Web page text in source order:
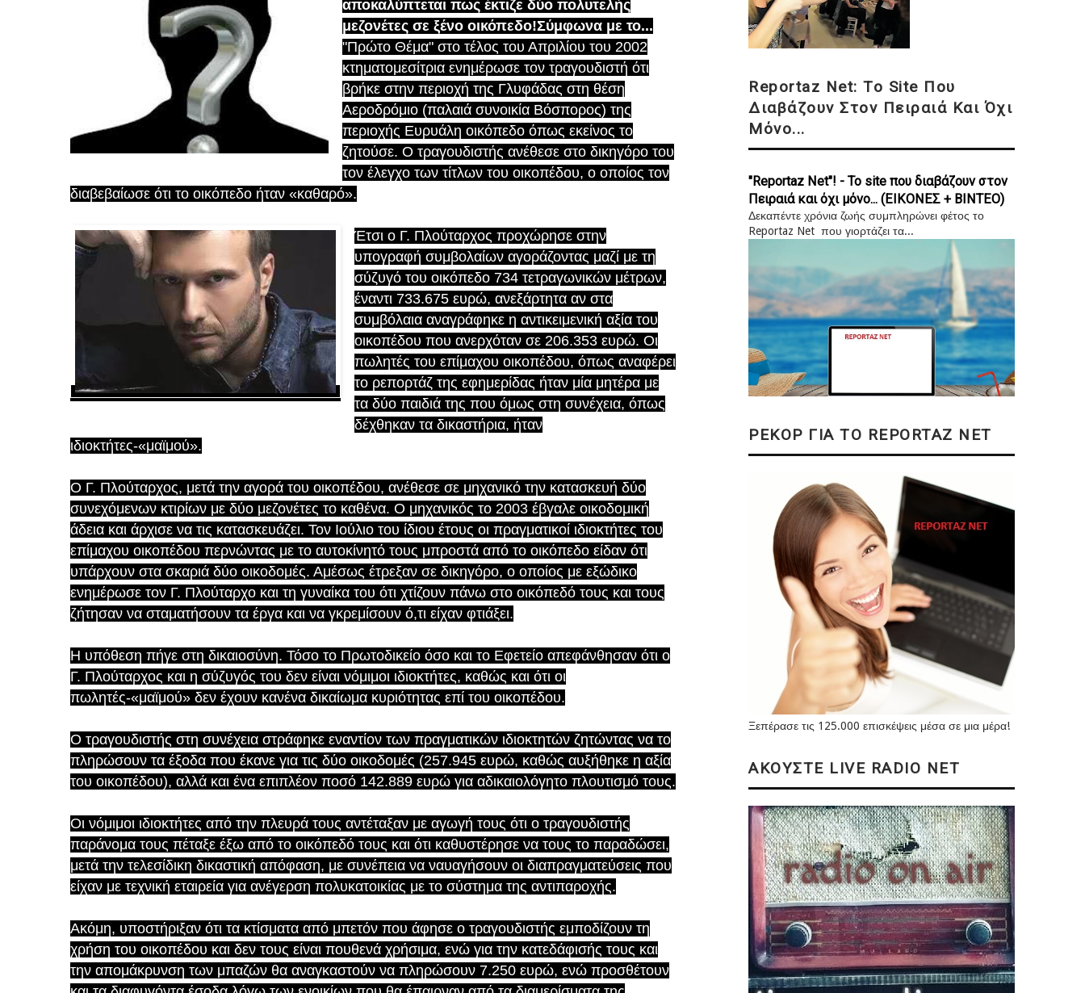
αποκαλύπτεται πως έκτιζε δύο πολυτελής
μεζονέτες σε ξένο οικόπεδο!Σύμφωνα με το...
"Πρώτο Θέμα" στο τέλος του Απριλίου του 2002
κτηματομεσίτρια ενημέρωσε τον τραγουδιστή ότι
βρήκε στην περιοχή της Γλυφάδας στη θέση
Αεροδρόμιο (παλαιά συνοικία Βόσπορος) της
περιοχής Ευρυάλη οικόπεδο όπως εκείνος το
ζητούσε. Ο τραγουδιστής ανέθεσε στο δικηγόρο του
τον έλεγχο των τίτλων του οικοπέδου, ο οποίος τον
διαβεβαίωσε ότι το οικόπεδο ήταν «καθαρό».
Έτσι ο Γ. Πλούταρχος προχώρησε στην
υπογραφή συμβολαίων αγοράζοντας μαζί με τη
σύζυγό του οικόπεδο 734 τετραγωνικών μέτρων,
έναντι 733.675 ευρώ, ανεξάρτητα αν στα
συμβόλαια αναγράφηκε η αντικειμενική αξία του
οικοπέδου που ανερχόταν σε 206.353 ευρώ. Οι
πωλητές του επίμαχου οικοπέδου, όπως αναφέρει
το ρεπορτάζ της εφημερίδας ήταν μία μητέρα με
τα δύο παιδιά της που όμως στη συνέχεια, όπως
δέχθηκαν τα δικαστήρια, ήταν
ιδιοκτήτες-«μαϊμού».
Ο Γ. Πλούταρχος, μετά την αγορά του οικοπέδου, ανέθεσε σε μηχανικό την κατασκευή δύο
συνεχόμενων κτιρίων με δύο μεζονέτες το καθένα. Ο μηχανικός το 2003 έβγαλε οικοδομική
άδεια και άρχισε να τις κατασκευάζει. Τον Ιούλιο του ίδιου έτους οι πραγματικοί ιδιοκτήτες του
επίμαχου οικοπέδου περνώντας με το αυτοκίνητό τους μπροστά από το οικόπεδο είδαν ότι
υπάρχουν στα σκαριά δύο οικοδομές. Αμέσως έτρεξαν σε δικηγόρο, ο οποίος με εξώδικο
ενημέρωσε τον Γ. Πλούταρχο και τη γυναίκα του ότι χτίζουν πάνω στο οικόπεδό τους και τους
ζήτησαν να σταματήσουν τα έργα και να γκρεμίσουν ό,τι είχαν φτιάξει.
Η υπόθεση πήγε στη δικαιοσύνη. Τόσο το Πρωτοδικείο όσο και το Εφετείο απεφάνθησαν ότι ο
Γ. Πλούταρχος και η σύζυγός του δεν είναι νόμιμοι ιδιοκτήτες, καθώς και ότι οι
πωλητές-«μαϊμού» δεν έχουν κανένα δικαίωμα κυριότητας επί του οικοπέδου.
Ο τραγουδιστής στη συνέχεια στράφηκε εναντίον των πραγματικών ιδιοκτητών ζητώντας να το
πληρώσουν τα έξοδα που έκανε για τις δύο οικοδομές (257.945 ευρώ, καθώς αυξήθηκε η αξία
του οικοπέδου), αλλά και ένα επιπλέον ποσό 142.889 ευρώ για αδικαιολόγητο πλουτισμό τους.
Οι νόμιμοι ιδιοκτήτες από την πλευρά τους αντέταξαν με αγωγή τους ότι ο τραγουδιστής
παράνομα τους πέταξε έξω από το οικόπεδό τους και ότι καθυστέρησε να τους το παραδώσει,
μετά την τελεσίδικη δικαστική απόφαση, με συνέπεια να ναυαγήσουν οι διαπραγματεύσεις που
είχαν με τεχνική εταιρεία για ανέγερση πολυκατοικίας με το σύστημα της αντιπαροχής.
Ακόμη, υποστήριξαν ότι τα κτίσματα από μπετόν που άφησε ο τραγουδιστής εμποδίζουν τη
χρήση του οικοπέδου και δεν τους είναι πουθενά χρήσιμα, ενώ για την κατεδάφισής τους και
την απομάκρυνση των μπαζών θα αναγκαστούν να πληρώσουν 7.250 ευρώ, ενώ προσθέτουν
Reportaz Net: Το Site Που
Διαβάζουν Στον Πειραιά Και Όχι
Μόνο...
"Reportaz Net"! - Το site που διαβάζουν στον
Πειραιά και όχι μόνο... (ΕΙΚΟΝΕΣ + ΒΙΝΤΕΟ)
Δεκαπέντε χρόνια ζωής συμπληρώνει φέτος το
Reportaz Net που γιορτάζει τα...
ΡΕΚΟΡ ΓΙΑ ΤΟ REPORTAZ NET
Ξεπέρασε τις 125.000 επισκέψεις μέσα σε μια μέρα!
ΑΚΟΥΣΤΕ LIVE RADIO NET